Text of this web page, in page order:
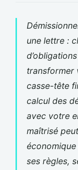
une lettre :
transformer
casse-tête
calcul des
avec votre
maîtrisé
ses règles,